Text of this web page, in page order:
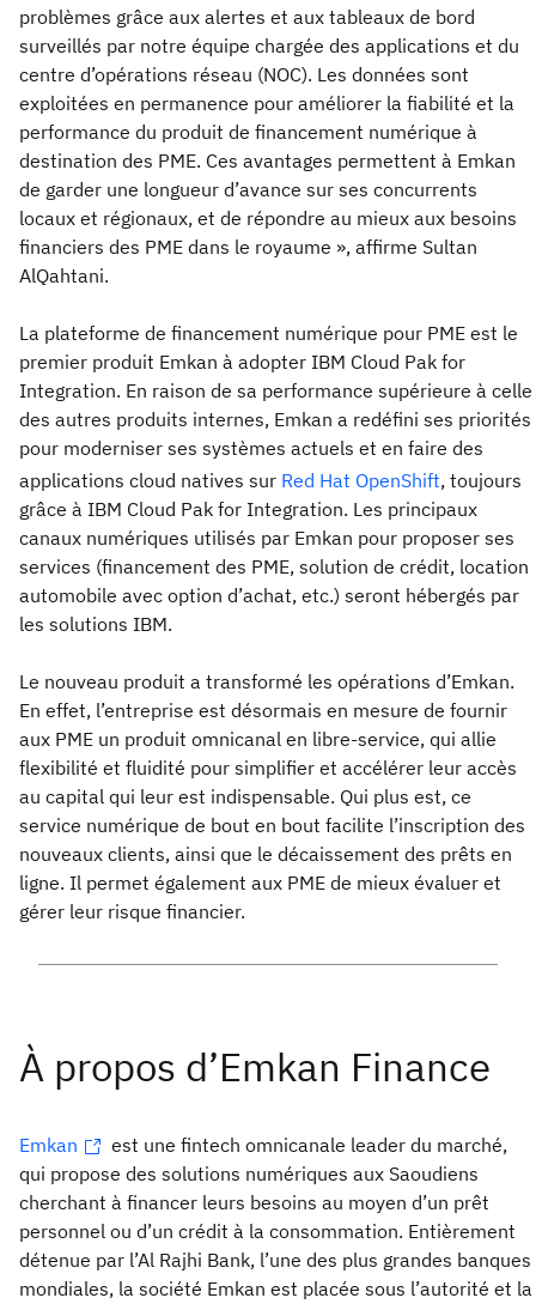
problèmes grâce aux alertes et aux tableaux de bord
surveillés par notre équipe chargée des applications et du
centre d’opérations réseau (NOC). Les données sont
exploitées en permanence pour améliorer la fiabilité et la
performance du produit de financement numérique à
destination des PME. Ces avantages permettent à Emkan
de garder une longueur d’avance sur ses concurrents
locaux et régionaux, et de répondre au mieux aux besoins
financiers des PME dans le royaume », affirme Sultan
AlQahtani.
La plateforme de financement numérique pour PME est le
premier produit Emkan à adopter IBM Cloud Pak for
Integration. En raison de sa performance supérieure à celle
des autres produits internes, Emkan a redéfini ses priorités
pour moderniser ses systèmes actuels et en faire des
applications cloud natives sur Red Hat OpenShift, toujours
grâce à IBM Cloud Pak for Integration. Les principaux
canaux numériques utilisés par Emkan pour proposer ses
services (financement des PME, solution de crédit, location
automobile avec option d’achat, etc.) seront hébergés par
les solutions IBM.
Le nouveau produit a transformé les opérations d’Emkan.
En effet, l’entreprise est désormais en mesure de fournir
aux PME un produit omnicanal en libre-service, qui allie
flexibilité et fluidité pour simplifier et accélérer leur accès
au capital qui leur est indispensable. Qui plus est, ce
service numérique de bout en bout facilite l’inscription des
nouveaux clients, ainsi que le décaissement des prêts en
ligne. Il permet également aux PME de mieux évaluer et
gérer leur risque financier.
Emkan
est une fintech omnicanale leader du marché,
qui propose des solutions numériques aux Saoudiens
cherchant à financer leurs besoins au moyen d’un prêt
personnel ou d’un crédit à la consommation. Entièrement
détenue par l’Al Rajhi Bank, l’une des plus grandes banques
mondiales, la société Emkan est placée sous l’autorité et la